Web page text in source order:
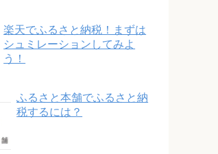
楽天でふるさと納税！まずは
シュミレーションしてみよ
う！
ふるさと本舗でふるさと納
税するには？